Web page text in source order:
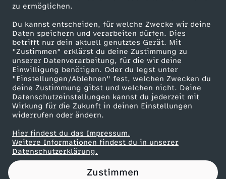
zu ermöglichen.
Du kannst entscheiden, für welche Zwecke wir deine
Daten speichern und verarbeiten dürfen. Dies
betrifft nur dein aktuell genutztes Gerät. Mit
"Zustimmen" erklärst du deine Zustimmung zu
unserer Datenverarbeitung, für die wir deine
Einwilligung benötigen. Oder du legst unter
"Einstellungen/Ablehnen" fest, welchen Zwecken du
deine Zustimmung gibst und welchen nicht. Deine
Datenschutzeinstellungen kannst du jederzeit mit
Wirkung für die Zukunft in deinen Einstellungen
widerrufen oder ändern.
Hier findest du das Impressum.
Weitere Informationen findest du in unserer
Datenschutzerklärung.
Zustimmen
c
h
l
e
c
h
t
ZDF goes Schule
Werbefernsehen
Mainzelmännchen
Partner